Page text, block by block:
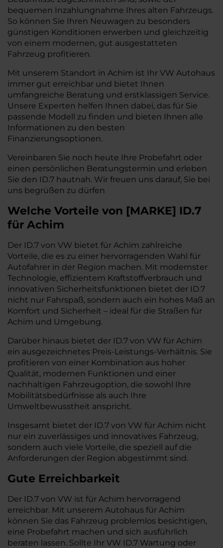
bequemen Inzahlungnahme Ihres alten Fahrzeugs.
So können Sie Ihren Neuwagen zu besonders
günstigen Konditionen erwerben und gleichzeitig
von einem modernen, gut ausgestatteten
Fahrzeug profitieren.
Mit unserem Standort in Achim ist Ihr VW Autohaus
immer gut erreichbar und bietet Ihnen
umfangreiche Beratung und erstklassigen Service.
Unsere Experten helfen Ihnen dabei, das für Sie
passende Modell zu finden und bieten Ihnen alle
Informationen zu den besten
Finanzierungsoptionen.
Vereinbaren Sie noch heute Ihre Probefahrt oder
einen persönlichen Beratungstermin und erleben
Sie den ID.7 hautnah. Wir freuen uns darauf, Sie bei
uns begrüßen zu dürfen
Welche Vorteile von [MARKE] ID.7
für Achim
Der ID.7 von VW bietet für Achim zahlreiche
Vorteile, die es zu einer hervorragenden Wahl für
Autofahrer in der Region machen. Mit modernster
Technologie, effizientem Kraftstoffverbrauch und
innovativen Sicherheitsfunktionen bietet der ID.7
nicht nur Fahrspaß, sondern auch ein hohes Maß an
Komfort und Sicherheit – ideal für die Straßen für
Achim und Umgebung.
Darüber hinaus bietet der ID.7 von VW für Achim
ein ausgezeichnetes Preis-Leistungs-Verhältnis. Sie
profitieren von einer Kombination aus hoher
Qualität, modernen Funktionen und einer
nachhaltigen Fahrzeugoption, die sowohl Ihre
Mobilitätsbedürfnisse als auch Ihre
Umweltbewusstheit anspricht.
Insgesamt bietet der ID.7 von VW für Achim nicht
nur ein zuverlässiges und innovatives Fahrzeug,
sondern auch viele Vorteile, die speziell auf die
Anforderungen der Region abgestimmt sind.
Gute Erreichbarkeit
Der ID.7 von VW ist für Achim hervorragend
erreichbar. Mit unserem Autohaus für Achim
können Sie das Fahrzeug problemlos besichtigen,
eine Probefahrt machen und sich ausführlich
beraten lassen. Sollte Ihr VW ID.7 Wartung oder